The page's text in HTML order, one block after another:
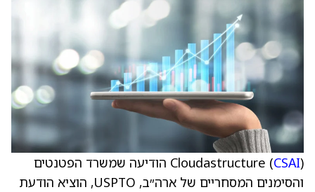
Cloudastructure (CSAI
) הודיעה שמשרד הפטנטים
והסימנים המסחריים של ארה״ב, USPTO, הוציא הודעת